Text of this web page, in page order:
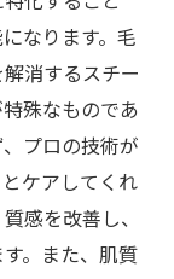
なります。毛
消するスチー
殊なものであ
プロの技術が
ケアしてくれ
感を改善し、
。また、肌質